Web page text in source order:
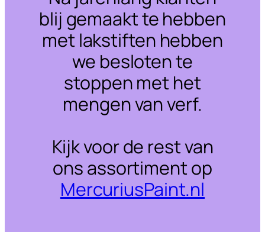
blij gemaakt te hebben
met lakstiften hebben
we besloten te
stoppen met het
mengen van verf.
Kijk voor de rest van
ons assortiment op
MercuriusPaint.nl